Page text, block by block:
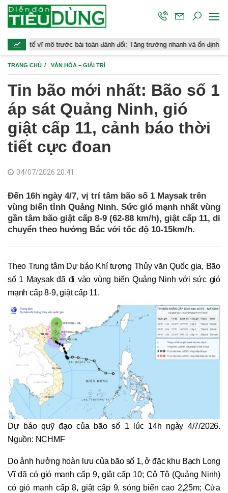
trước bài toán đánh đổi: Tăng trưởng nhanh và ổn định bền vững
TRANG CHỦ VĂN HÓA – GIẢI TRÍ
Tin bão mới nhất: Bão số 1
áp sát Quảng Ninh, gió
giật cấp 11, cảnh báo thời
tiết cực đoan
04/07/2026 20:41
Đến 16h ngày 4/7, vị trí tâm bão số 1 Maysak trên
vùng biển tỉnh Quảng Ninh. Sức gió mạnh nhất vùng
gần tâm bão giật cấp 8-9 (62-88 km/h), giật cấp 11, di
chuyển theo hướng Bắc với tốc độ 10-15km/h.
Theo Trung tâm Dự báo Khí tượng Thủy văn Quốc gia, Bão
số 1 Maysak đã đi vào vùng biển Quảng Ninh với sức gió
mạnh cấp 8-9, giật cấp 11.
Dự báo quỹ đạo của bão số 1 lúc 14h ngày 4/7/2026.
Nguồn: NCHMF
Do ảnh hưởng hoàn lưu của bão số 1, ở đặc khu Bạch Long
Vĩ đã có gió mạnh cấp 9, giật cấp 10; Cô Tô (Quảng Ninh)
có gió mạnh cấp 8, giật cấp 9, sóng biển cao 2,25m; Cửa